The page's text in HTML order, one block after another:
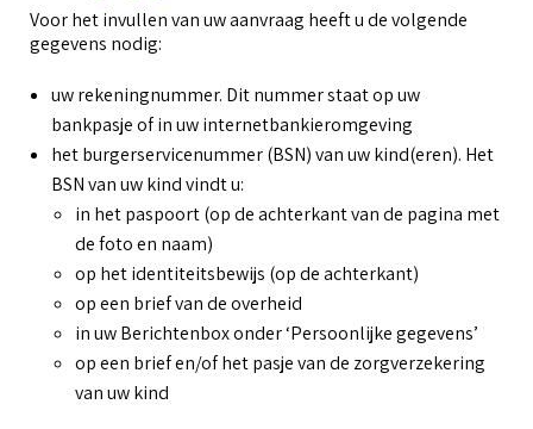
Voor het invullen van uw aanvraag heeft u de volgende
gegevens nodig:
uw rekeningnummer. Dit nummer staat op uw
bankpasje of in uw internetbankieromgeving
het burgerservicenummer (BSN) van uw kind(eren). Het
BSN van uw kind vindt u:
in het paspoort (op de achterkant van de pagina met
de foto en naam)
op het identiteitsbewijs (op de achterkant)
op een brief van de overheid
in uw Berichtenbox onder ‘Persoonlijke gegevens’
op een brief en/of het pasje van de zorgverzekering
van uw kind